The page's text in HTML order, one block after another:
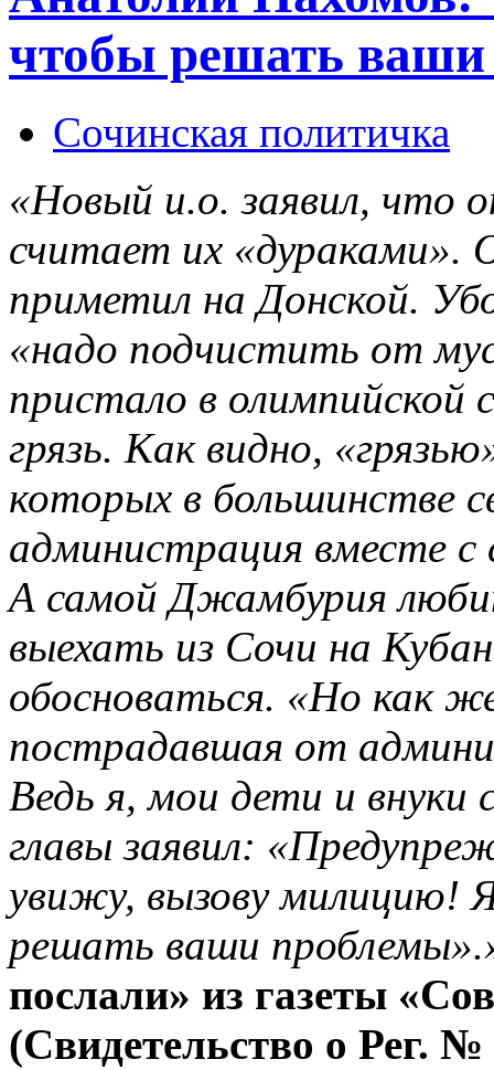
чтобы решать
Сочинская политичка
«Новый и.о. заявил, что
считает их «дураками».
приметил на Донской.
«надо подчистить от
пристало в
грязь. Как видно,
которых в большинстве
администрация вместе
А самой Джамбурия
выехать из Сочи на
обосноваться. «Но как
пострадавшая от
Ведь я, мои дети и
главы заявил:
увижу, вызову милицию!
решать ваши
послали» из газеты
(Свидетельство о Рег. №